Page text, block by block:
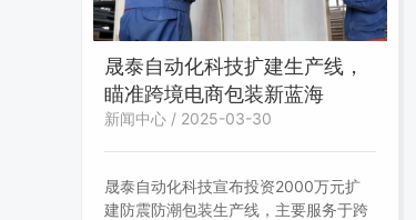
晟泰自动化科技扩建生产线，
瞄准跨境电商包装新蓝海
新闻中心 / 2025-03-30
晟泰自动化科技宣布投资2000万元扩
建防震防潮包装生产线，主要服务于跨